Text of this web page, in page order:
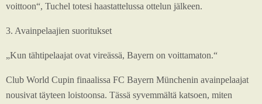
voittoon“, Tuchel totesi haastattelussa ottelun jälkeen.
3. Avainpelaajien suoritukset
„Kun tähtipelaajat ovat vireässä, Bayern on voittamaton.“
Club World Cupin finaalissa FC Bayern Münchenin avainpelaajat
nousivat täyteen loistoonsa. Tässä syvemmältä katsoen, miten